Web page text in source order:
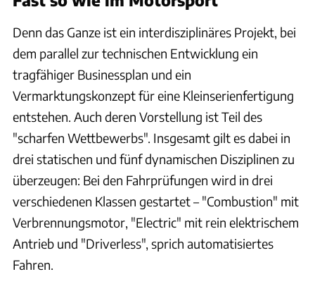
Denn das Ganze ist ein interdisziplinäres Projekt, bei
dem parallel zur technischen Entwicklung ein
tragfähiger Businessplan und ein
Vermarktungskonzept für eine Kleinserienfertigung
entstehen. Auch deren Vorstellung ist Teil des
"scharfen Wettbewerbs". Insgesamt gilt es dabei in
drei statischen und fünf dynamischen Disziplinen zu
überzeugen: Bei den Fahrprüfungen wird in drei
verschiedenen Klassen gestartet – "Combustion" mit
Verbrennungsmotor, "Electric" mit rein elektrischem
Antrieb und "Driverless", sprich automatisiertes
Fahren.